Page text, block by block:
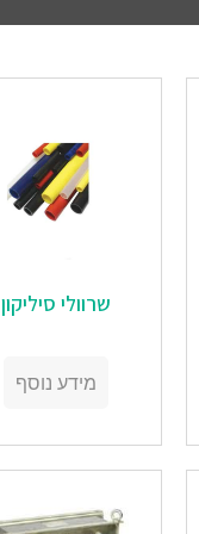
‏‏שרוולי סיליקון
מידע נוסף